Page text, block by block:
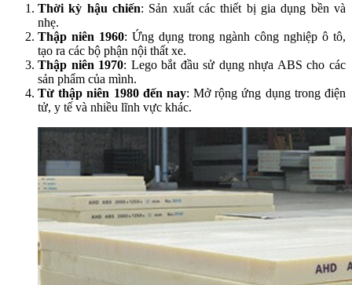
Thời kỳ hậu chiến: Sản xuất các thiết bị gia dụng bền và
nhẹ.
Thập niên 1960: Ứng dụng trong ngành công nghiệp ô tô,
tạo ra các bộ phận nội thất xe.
Thập niên 1970: Lego bắt đầu sử dụng nhựa ABS cho các
sản phẩm của mình.
Từ thập niên 1980 đến nay: Mở rộng ứng dụng trong điện
tử, y tế và nhiều lĩnh vực khác.